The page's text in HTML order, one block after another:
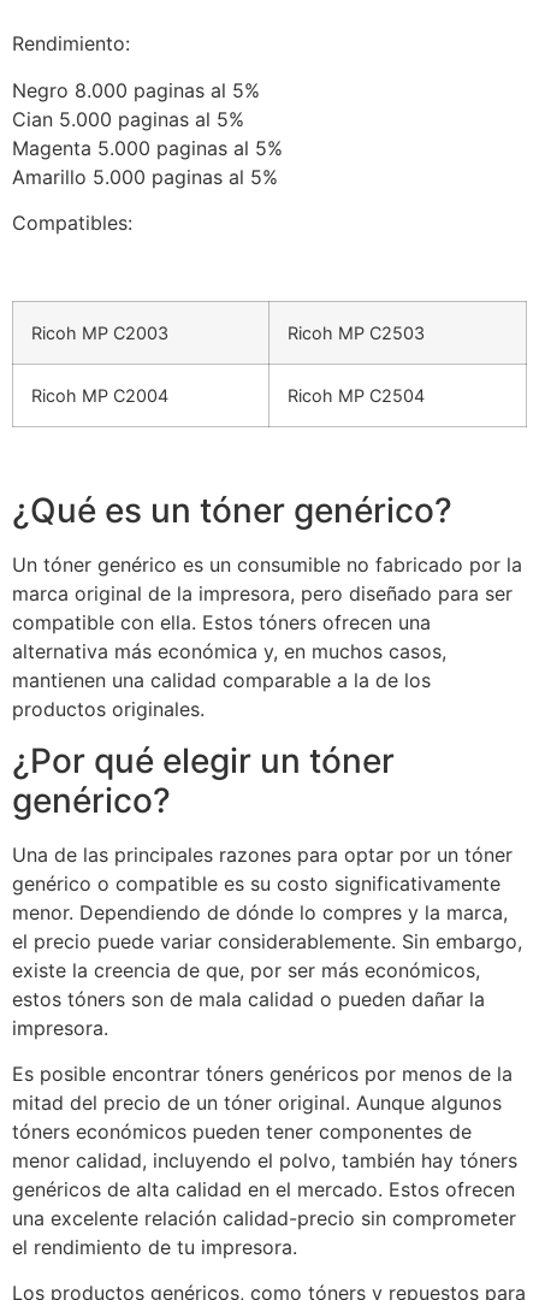
Rendimiento:
Negro 8.000 paginas al 5%
Cian 5.000 paginas al 5%
Magenta 5.000 paginas al 5%
Amarillo 5.000 paginas al 5%
Compatibles:
Ricoh MP C2003 Ricoh MP C2503
Ricoh MP C2004 Ricoh MP C2504
¿Qué es un tóner genérico?
Un tóner genérico es un consumible no fabricado por la
marca original de la impresora, pero diseñado para ser
compatible con ella. Estos tóners ofrecen una
alternativa más económica y, en muchos casos,
mantienen una calidad comparable a la de los
productos originales.
¿Por qué elegir un tóner
genérico?
Una de las principales razones para optar por un tóner
genérico o compatible es su costo significativamente
menor. Dependiendo de dónde lo compres y la marca,
el precio puede variar considerablemente. Sin embargo,
existe la creencia de que, por ser más económicos,
estos tóners son de mala calidad o pueden dañar la
impresora.
Es posible encontrar tóners genéricos por menos de la
mitad del precio de un tóner original. Aunque algunos
tóners económicos pueden tener componentes de
menor calidad, incluyendo el polvo, también hay tóners
genéricos de alta calidad en el mercado. Estos ofrecen
una excelente relación calidad-precio sin comprometer
el rendimiento de tu impresora.
Los productos genéricos, como tóners y repuestos para